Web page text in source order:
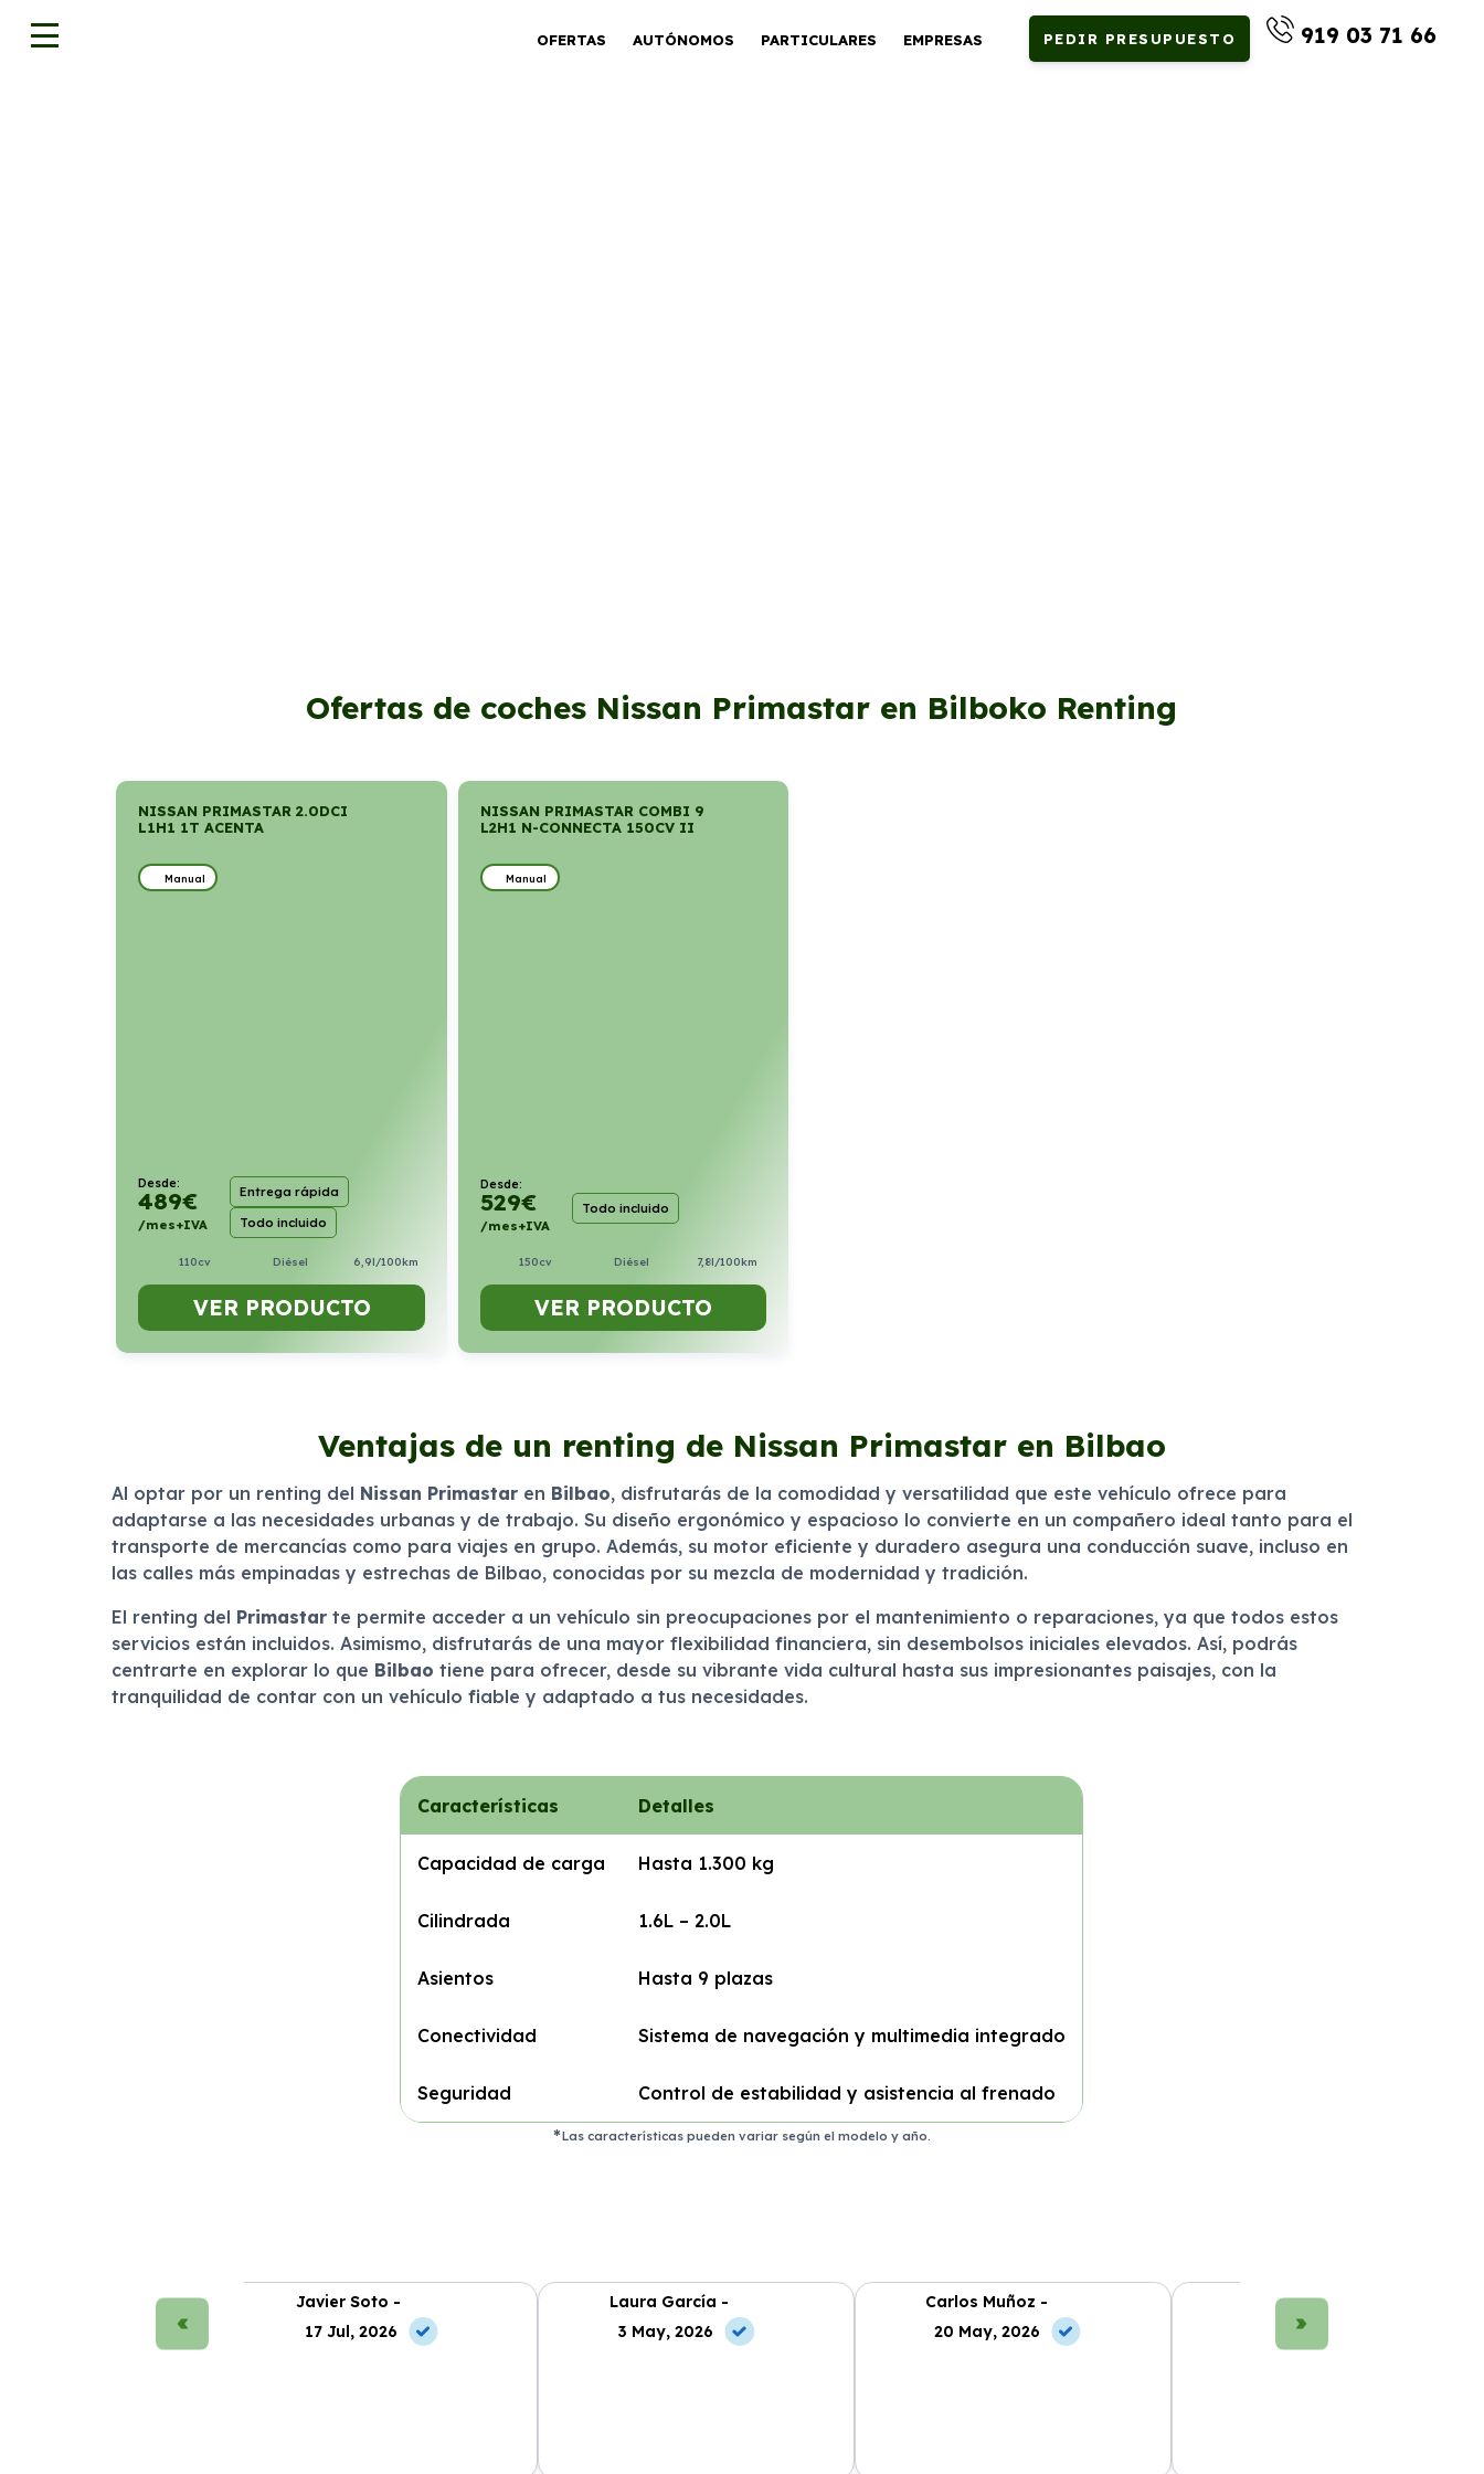
OFERTAS AUTÓNOMOS PARTICULARES EMPRESAS PEDIR PRESUPUESTO 919 03 71 66
Ofertas de coches Nissan Primastar en Bilboko Renting
NISSAN PRIMASTAR 2.0DCI
L1H1 1T ACENTA
Manual
Desde:
489€
/mes+IVA
Entrega rápida
Todo incluido
110cv Diésel 6,9l/100km
VER PRODUCTO
NISSAN PRIMASTAR COMBI 9
L2H1 N-CONNECTA 150CV II
Manual
Desde:
529€
/mes+IVA
Todo incluido
150cv Diésel 7,8l/100km
VER PRODUCTO
Ventajas de un renting de Nissan Primastar en Bilbao
Al optar por un renting del Nissan Primastaren Bilbao, disfrutarás de la comodidad y versatilidad que este vehículo ofrece para
adaptarse a las necesidades urbanas y de trabajo. Su diseño ergonómico y espacioso lo convierte en un compañero ideal tanto para el
transporte de mercancías como para viajes en grupo. Además, su motor eficiente y duradero asegura una conducción suave, incluso en
las calles más empinadas y estrechas de Bilbao, conocidas por su mezcla de modernidad y tradición.
El renting del Primastarte permite acceder a un vehículo sin preocupaciones por el mantenimiento o reparaciones, ya que todos estos
servicios están incluidos. Asimismo, disfrutarás de una mayor flexibilidad financiera, sin desembolsos iniciales elevados. Así, podrás
centrarte en explorar lo que Bilbao tiene para ofrecer, desde su vibrante vida cultural hasta sus impresionantes paisajes, con la
tranquilidad de contar con un vehículo fiable y adaptado a tus necesidades.
Características Detalles
Capacidad de carga Hasta 1.300 kg
Cilindrada 1.6L – 2.0L
Asientos Hasta 9 plazas
Conectividad Sistema de navegación y multimedia integrado
Seguridad Control de estabilidad y asistencia al frenado
Las características pueden variar según el modelo y año.
Javier Soto -
17 Jul, 2026
Laura García -
3 May, 2026
Carlos Muñoz -
20 May, 2026
María López -
10 Jun, 2026